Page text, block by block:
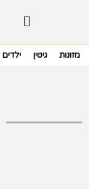
מזונות גיטין ילדים